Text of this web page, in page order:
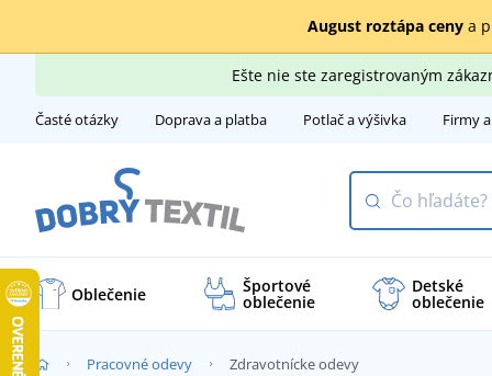
August roztápa cenya
Ešte nie ste zaregistrovaným
Časté otázky Doprava a platba Potlač a výšivka Firmy
Oblečenie Športové
oblečenie
Detské
oblečenie
Pracovné odevy Zdravotnícke odevy